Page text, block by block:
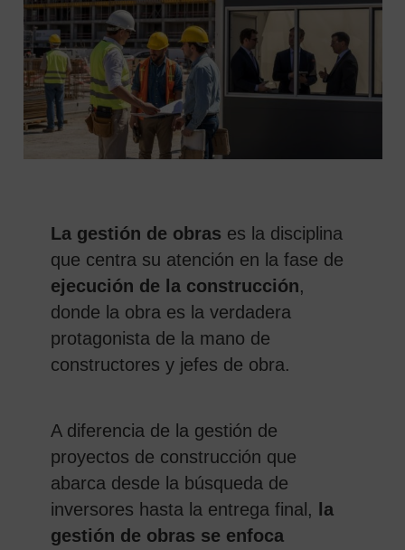
SEARCH FORMLa gestión de obras es la disciplina
que centra su atención en la fase de
ejecución de la construcción,
donde la obra es la verdadera
protagonista de la mano de
constructores y jefes de obra.
A diferencia de la gestión de
proyectos de construcción que
abarca desde la búsqueda de
inversores hasta la entrega final,
la
gestión de obras se enfoca